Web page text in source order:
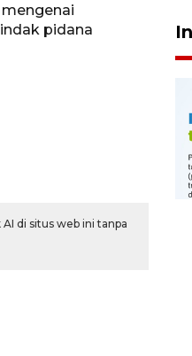
mengenai
pidana
di situs web ini tanpa